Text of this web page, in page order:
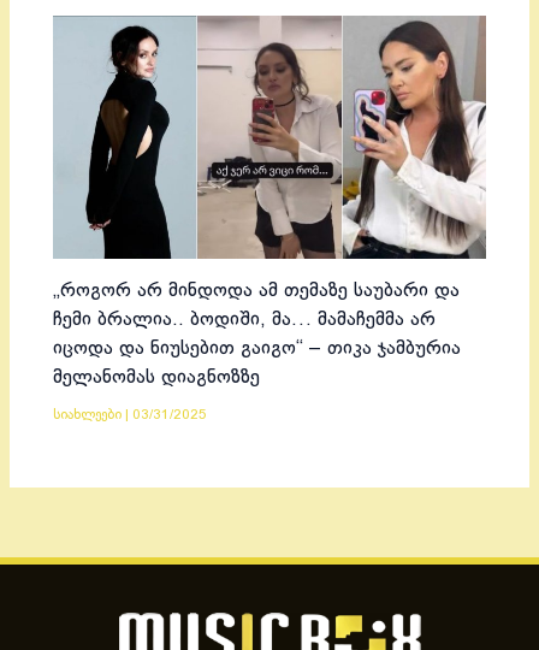
„როგორ არ მინდოდა ამ თემაზე საუბარი და
ჩემი ბრალია.. ბოდიში, მა… მამაჩემმა არ
იცოდა და ნიუსებით გაიგო“ – თიკა ჯამბურია
მელანომას დიაგნოზზე
სიახლეები 03/31/2025